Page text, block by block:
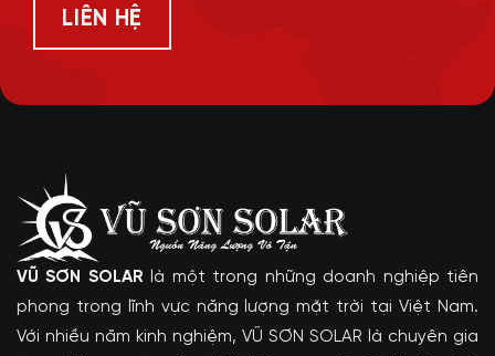
LIÊN HỆ
VŨ SƠN SOLAR là một trong những doanh nghiệp tiên
phong trong lĩnh vực năng lượng mặt trời tại Việt Nam.
Với nhiều năm kinh nghiệm, VŨ SƠN SOLAR là chuyên gia